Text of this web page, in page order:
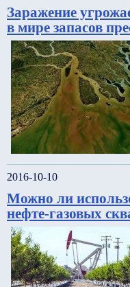
Заражение
в мире запасов
2016-10-10
Можно ли
нефте-газовых